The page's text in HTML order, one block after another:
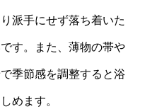
派手にせず落ち着いた
す。また、薄物の帯や
季節感を調整すると浴
めます。